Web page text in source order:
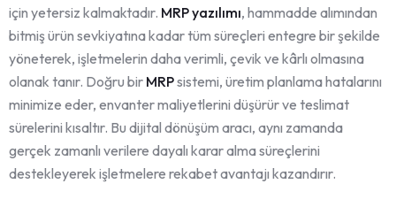
için yetersiz kalmaktadır. MRP yazılımı, hammadde alımından
bitmiş ürün sevkiyatına kadar tüm süreçleri entegre bir şekilde
yöneterek, işletmelerin daha verimli, çevik ve kârlı olmasına
olanak tanır. Doğru bir MRPsistemi, üretim planlama hatalarını
minimize eder, envanter maliyetlerini düşürür ve teslimat
sürelerini kısaltır. Bu dijital dönüşüm aracı, aynı zamanda
gerçek zamanlı verilere dayalı karar alma süreçlerini
destekleyerek işletmelere rekabet avantajı kazandırır.